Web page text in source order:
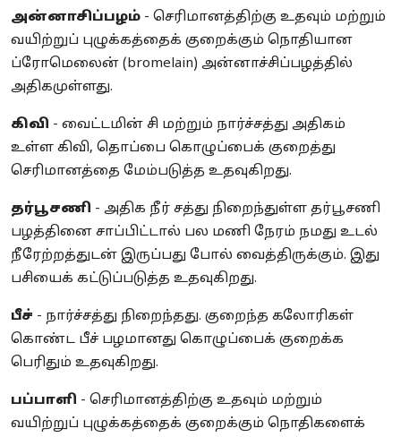
அன்னாசிப்பழம் - செரிமானத்திற்கு உதவும் மற்றும்
வயிற்றுப் புழுக்கத்தைக் குறைக்கும் நொதியான
ப்ரோமெலைன் (bromelain) அன்னாச்சிப்பழத்தில்
அதிகமுள்ளது.
கிவி - வைட்டமின் சி மற்றும் நார்ச்சத்து அதிகம்
உள்ள கிவி, தொப்பை கொழுப்பைக் குறைத்து
செரிமானத்தை மேம்படுத்த உதவுகிறது.
தர்பூசணி - அதிக நீர் சத்து நிறைந்துள்ள தர்பூசணி
பழத்தினை சாப்பிட்டால் பல மணி நேரம் நமது உடல்
நீரேற்றத்துடன் இருப்பது போல் வைத்திருக்கும். இது
பசியைக் கட்டுப்படுத்த உதவுகிறது.
பீச் - நார்ச்சத்து நிறைந்தது. குறைந்த கலோரிகள்
கொண்ட பீச் பழமானது கொழுப்பைக் குறைக்க
பெரிதும் உதவுகிறது.
பப்பாளி - செரிமானத்திற்கு உதவும் மற்றும்
வயிற்றுப் புழுக்கத்தைக் குறைக்கும் நொதிகளைக்